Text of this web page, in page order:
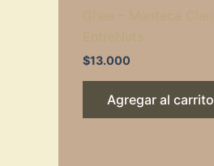
$13.000
Agregar al carrito